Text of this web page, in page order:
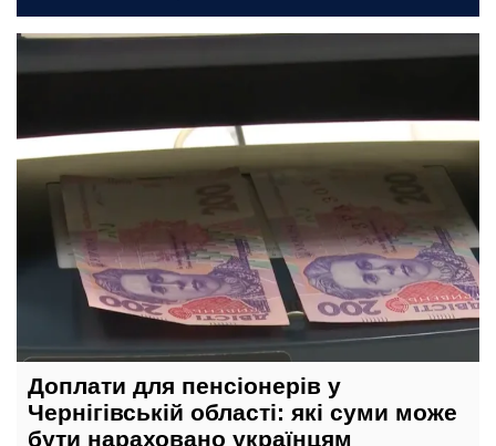
сьогодні, 22:00
Доплати для пенсіонерів у
Чернігівській області: які суми може
бути нараховано українцям